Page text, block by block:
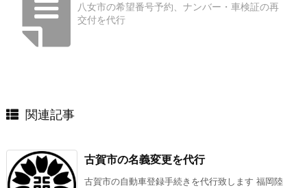
八女市の希望番号予約、ナンバー・車検証の再
交付を代行
関連記事
古賀市の名義変更を代行
古賀市の自動車登録手続きを代行致します 福岡陸